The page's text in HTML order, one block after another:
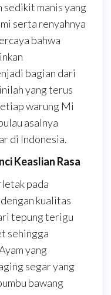
sedikit manis yang
serta renyahnya
bahwa
bagian dari
yang terus
warung Mi
asalnya
di Indonesia.
Keaslian Rasa
pada
kualitas
tepung terigu
sehingga
yang
segar yang
bawang